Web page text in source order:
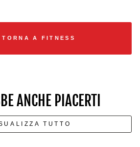
TORNA A FITNESS
ANCHE PIACERTI
TUTTO